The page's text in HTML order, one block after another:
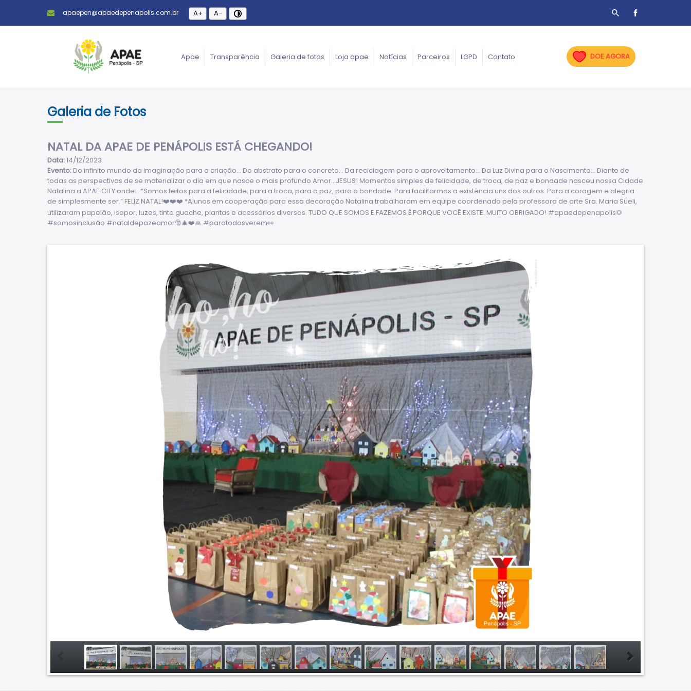
apaepen@apaedepenapolis.com.br A+ A-
Apae Transparência Galeria de fotos Loja apae Notícias Parceiros LGPD Contato DOE AGORA
Galeria de Fotos
NATAL DA APAE DE PENÁPOLIS ESTÁ CHEGANDO!
Data:14/12/2023
Evento: Do infinito mundo da imaginação para a criação... Do abstrato para o concreto... Da reciclagem para o aproveitamento... Da Luz Divina para o Nascimento... Diante de
todas as perspectivas de se materializar o dia em que nasce o mais profundo Amor...JESUS! Momentos simples de felicidade, de troca, de paz e bondade nasceu nossa Cidade
Natalina a APAE CITY onde... “Somos feitos para a felicidade, para a troca, para a paz, para a bondade. Para facilitarmos a existência uns dos outros. Para a coragem e alegria
de simplesmente ser.” FELIZ NATAL!❤️❤️❤️ *Alunos em cooperação para essa decoração Natalina trabalharam em equipe coordenado pela professora de arte Sra. Maria Sueli,
utilizaram papelão, isopor, luzes, tinta guache, plantas e acessórios diversos. TUDO QUE SOMOS E FAZEMOS É PORQUE VOCÊ EXISTE. MUITO OBRIGADO! #apaedepenapolis🌻
#somosinclusão #nataldepazeamor🎅🎄❤️🙏 #paratodosverem👀